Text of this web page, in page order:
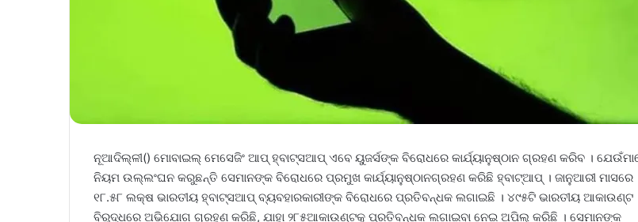
ନୂଆଦିଲ୍ଳୀ() ମୋବାଇଲ୍ ମେସେଜିଂ ଆପ୍‌ ହ୍ବାଟ୍ସଆପ୍‌ ଏବେ ୟୁଜର୍ସଙ୍କ ବିରୋଧରେ କାର୍ଯ୍ୟାନୁଷ୍ଠାନ ଗ୍ରହଣ କରିବ ।
ନିୟମ ଉଲ୍ଲଂଘନ କରୁଛନ୍ତି ସେମାନଙ୍କ ବିରୋଧରେ ପ୍ରମୁଖ କାର୍ଯ୍ୟାନୁଷ୍ଠାନଗ୍ରହଣ କରିଛି ହ୍ବାଟ୍ଆପ୍‌ । ଜାନୁଆରୀ ମାସରେ
୧୮.୫୮ ଲକ୍ଷ ଭାରତୀୟ ହ୍ବାଟ୍ସଆପ୍‌ ବ୍ୟବହାରକାରୀଙ୍କ ବିରୋଧରେ ପ୍ରତିବନ୍ଧକ ଲଗାଇଛି । ୪୯୫ଟି ଭାରତୀୟ ଆକାଉଣ୍ଟ
ବିରୁଦ୍ଧରେ ଅଭିଯୋଗ ଗ୍ରହଣ କରିଛି, ଯାହା ୨୮୫ଆକାଉଣ୍ଟକୁ ପ୍ରତିବନ୍ଧକ ଲଗାଇବା ନେଇ ଅପିଲ୍‌ କରିଛି । ସେମାନଙ୍କ